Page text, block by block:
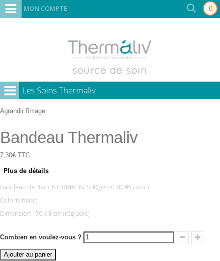
MON COMPTE 0
Les Soins Thermaliv
Agrandir l'image
Bandeau Thermaliv
7,30€ TTC
Plus de détails
Bandeau de Bain THERMALIV, 500gr/m², 100% coton
Coloris blanc
Dimension : 70 x 8 cm (réglable)
Combien en voulez-vous ?
Ajouter au panier